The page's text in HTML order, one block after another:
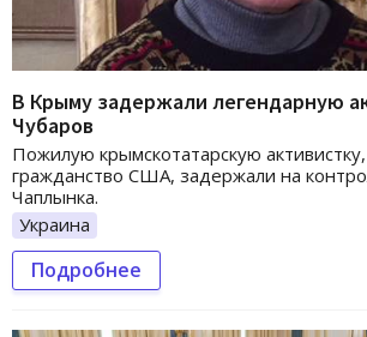
В Крыму задержали легендарную
Чубаров
Пожилую крымскотатарскую
гражданство США, задержали на
Чаплынка.
Украина
Подробнее